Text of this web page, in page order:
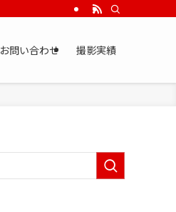
お問い合わせ 撮影実績